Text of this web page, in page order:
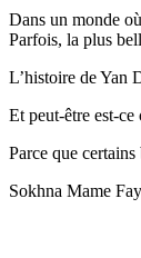
Dans un monde
Parfois, la plus
L’histoire de Yan
Et peut-être est-
Parce que
Sokhna Mame